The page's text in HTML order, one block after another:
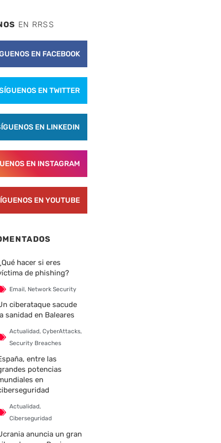
EN RRSS
EN FACEBOOK
EN TWITTER
EN LINKEDIN
EN INSTAGRAM
EN YOUTUBE
hacer si eres
de phishing?
Email, Network Security
ciberataque sacude
sanidad en Baleares
Actualidad, CyberAttacks,
Security Breaches
entre las
potencias
en
Actualidad,
Ciberseguridad
anuncia un gran